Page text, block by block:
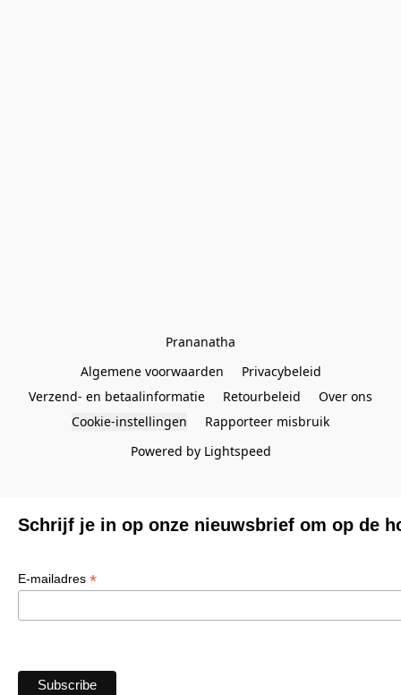
Prananatha
Algemene voorwaarden
Privacybeleid
Verzend- en betaalinformatie
Retourbeleid
Over ons
Cookie-instellingen
Rapporteer misbruik
Powered by Lightspeed
Schrijf je in op onze nieuwsbrief om op de
E-mailadres *